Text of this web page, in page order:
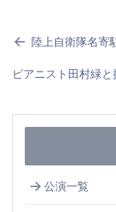
陸上自衛隊名寄
ピアニスト田村緑
公演一覧